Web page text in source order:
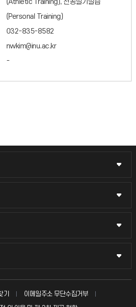
(Athletic Training), 전공실기실습
(Personal Training)
032-835-8582
nwkim@inu.ac.kr
-
기
이메일주소 무단수집거부